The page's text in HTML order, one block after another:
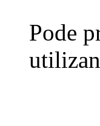
Pode